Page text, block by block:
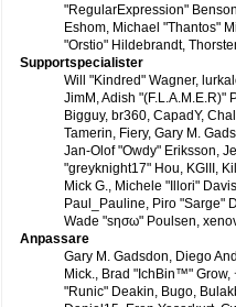
"RegularExpression"
Eshom, Michael "Thantos"
"Orstio" Hildebrandt,
Supportspecialister
Will "Kindred" Wagner,
JimM, Adish "(F.L.A.M.E.R)"
Bigguy, br360, CapadY,
Tamerin, Fiery, Gary M.
Jan-Olof "Owdy" Eriksson,
"greyknight17" Hou, KGIII,
Mick G., Michele "Illori"
Paul_Pauline, Piro "Sarge"
Wade "sησω" Poulsen,
Anpassare
Gary M. Gadsdon, Diego
Mick., Brad "IchBin™" Grow,
"Runic" Deakin, Bugo,